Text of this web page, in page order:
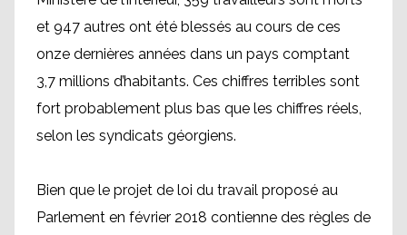
et 947 autres ont été blessés au cours de ces
onze dernières années dans un pays comptant
3,7 millions d’habitants. Ces chiffres terribles sont
fort probablement plus bas que les chiffres réels,
selon les syndicats géorgiens.
Bien que le projet de loi du travail proposé au
Parlement en février 2018 contienne des règles de